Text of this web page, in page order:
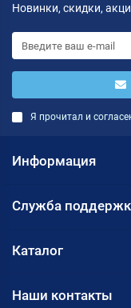
Новинки, скидки,
Я прочитал и
Информация
Служба
Каталог
Наши контакты